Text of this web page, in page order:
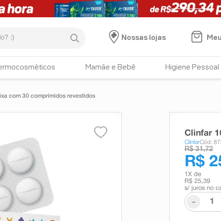
Nossas lojas
Mamãe e Bebê Higiene Pessoal
com 30 comprimidos revestidos
Clinfar
ClinfarCód:
R$ 31,72
R$
1 X de
R$ 25,39
s/ juros no
-